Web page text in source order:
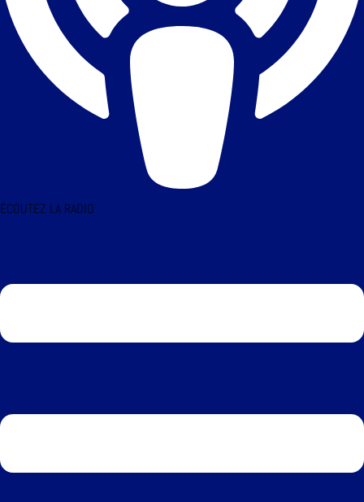
ÉCOUTEZ LA RADIO